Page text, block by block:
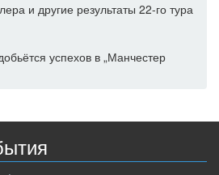
и другие результаты 22-го тура
успехов в „Манчестер